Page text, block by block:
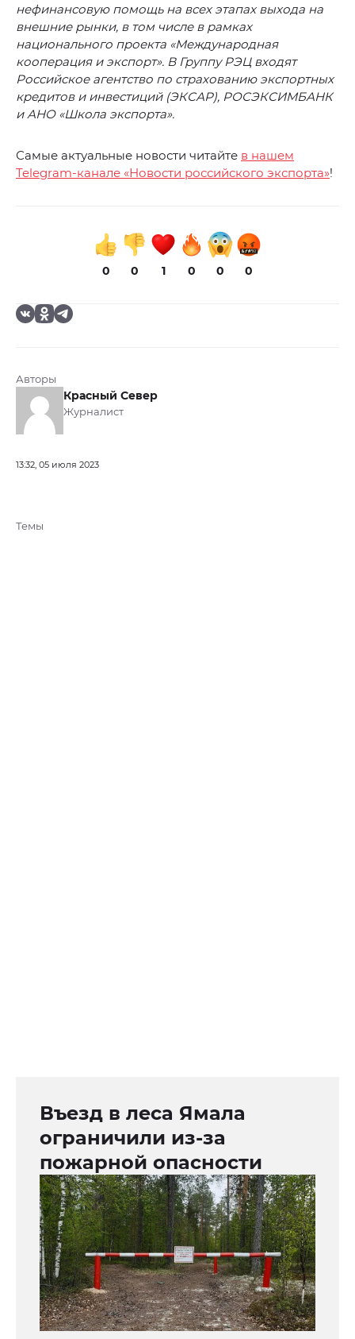
нефинансовую помощь на всех этапах выхода на
внешние рынки, в том числе в рамках
национального проекта «Международная
кооперация и экспорт». В Группу РЭЦ входят
Российское агентство по страхованию экспортных
кредитов и инвестиций (ЭКСАР), РОСЭКСИМБАНК
и АНО «Школа экспорта».
Самые актуальные новости читайте в нашем
Telegram-канале «Новости российского экспорта»!
0 0 1 0 0 0
Авторы
Красный Север
Журналист
13:32, 05 июля 2023
Темы
Въезд в леса Ямала
ограничили из-за
пожарной опасности